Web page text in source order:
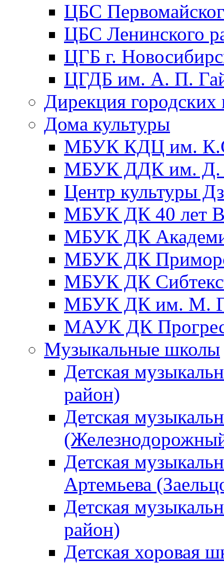
ЦБС
ЦБС Ленинского
ЦГБ г.
ЦГДБ им. А. П.
Дирекция городских
Дома культуры
МБУК КДЦ им.
МБУК ДДК им. Д.
Центр культуры
МБУК ДК 40 лет
МБУК ДК
МБУК ДК
МБУК ДК
МБУК ДК им. М.
МАУК ДК
Музыкальные школы
Детская
район)
Детская
Детская
Артемьева
Детская
район)
Детская хоровая